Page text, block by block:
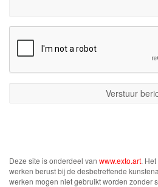
Deze site is onderdeel van www.exto.art.
werken berust bij de desbetreffende
werken mogen niet gebruikt worden zonder